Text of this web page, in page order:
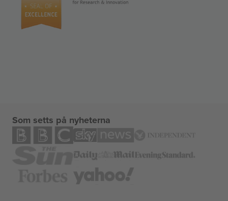
Som setts på nyheterna